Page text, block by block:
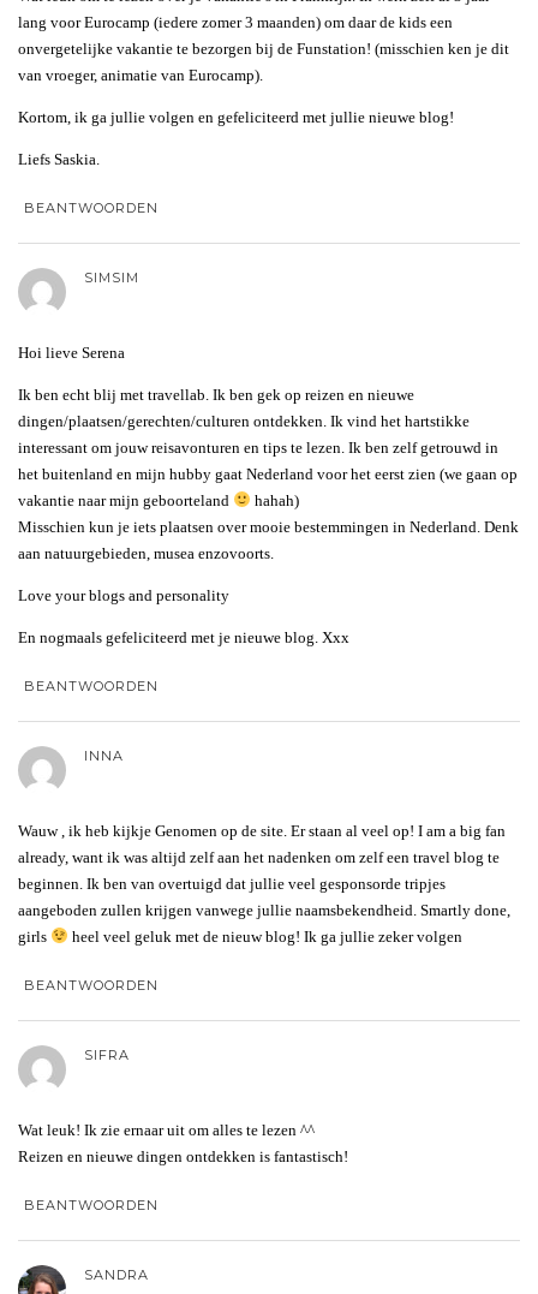
lang voor Eurocamp (iedere zomer 3 maanden) om daar de kids een
onvergetelijke vakantie te bezorgen bij de Funstation! (misschien ken je dit
van vroeger, animatie van Eurocamp).
Kortom, ik ga jullie volgen en gefeliciteerd met jullie nieuwe blog!
Liefs Saskia.
BEANTWOORDEN
SIMSIM
Hoi lieve Serena
Ik ben echt blij met travellab. Ik ben gek op reizen en nieuwe
dingen/plaatsen/gerechten/culturen ontdekken. Ik vind het hartstikke
interessant om jouw reisavonturen en tips te lezen. Ik ben zelf getrouwd in
het buitenland en mijn hubby gaat Nederland voor het eerst zien (we gaan op
vakantie naar mijn geboorteland
hahah)
Misschien kun je iets plaatsen over mooie bestemmingen in Nederland. Denk
aan natuurgebieden, musea enzovoorts.
Love your blogs and personality
En nogmaals gefeliciteerd met je nieuwe blog. Xxx
BEANTWOORDEN
INNA
Wauw , ik heb kijkje Genomen op de site. Er staan al veel op! I am a big fan
already, want ik was altijd zelf aan het nadenken om zelf een travel blog te
beginnen. Ik ben van overtuigd dat jullie veel gesponsorde tripjes
aangeboden zullen krijgen vanwege jullie naamsbekendheid. Smartly done,
girls
heel veel geluk met de nieuw blog! Ik ga jullie zeker volgen
BEANTWOORDEN
SIFRA
Wat leuk! Ik zie ernaar uit om alles te lezen ^^
Reizen en nieuwe dingen ontdekken is fantastisch!
BEANTWOORDEN
SANDRA